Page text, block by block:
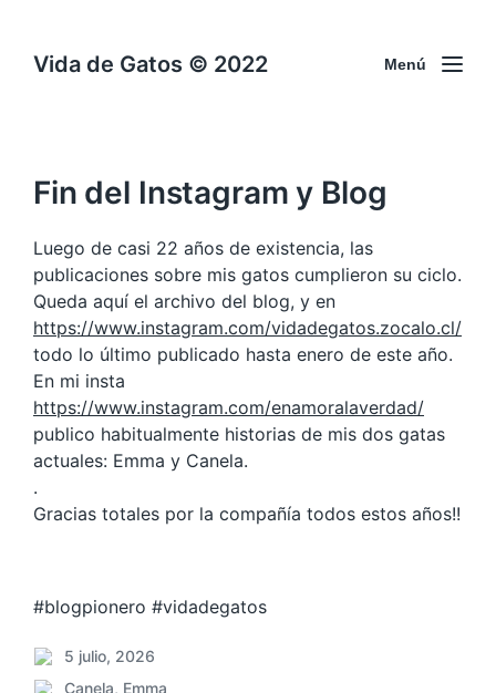
Vida de Gatos © 2022 Menú
Fin del Instagram y Blog
Luego de casi 22 años de existencia, las
publicaciones sobre mis gatos cumplieron su ciclo.
Queda aquí el archivo del blog, y en
https://www.instagram.com/vidadegatos.zocalo.cl/
todo lo último publicado hasta enero de este año.
En mi insta
https://www.instagram.com/enamoralaverdad/
publico habitualmente historias de mis dos gatas
actuales: Emma y Canela.
.
Gracias totales por la compañía todos estos años!!
#blogpionero #vidadegatos
F
5 julio, 2026
Canela, Emma